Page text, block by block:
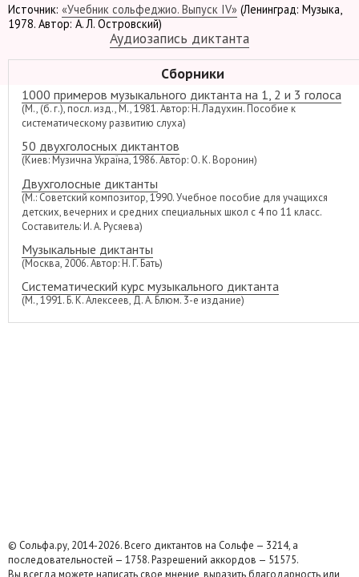
Источник: «Учебник сольфеджио. Выпуск IV» (Ленинград: Музыка,
1978. Автор: А. Л. Островский)
Аудиозапись диктанта
Сборники
1000 примеров музыкального диктанта на 1, 2 и 3 голоса
(М., (б. г.), посл. изд., М., 1981. Автор: Н. Ладухин. Пособие к
систематическому развитию слуха)
50 двухголосных диктантов
(Киев: Музична Україна, 1986. Автор: О. К. Воронин)
Двухголосные диктанты
(М.: Советский композитор, 1990. Учебное пособие для учащихся
детских, вечерних и средних специальных школ с 4 по 11 класс.
Составитель: И. А. Русяева)
Музыкальные диктанты
(Москва, 2006. Автор: Н. Г. Бать)
Систематический курс музыкального диктанта
(М., 1991. Б. К. Алексеев, Д. А. Блюм. 3-е издание)
© Сольфа.ру, 2014-2026. Всего диктантов на Сольфе — 3214, а
последовательностей — 1758. Разрешений аккордов — 51575.
Вы всегда можете написать свое мнение, выразить благодарность или